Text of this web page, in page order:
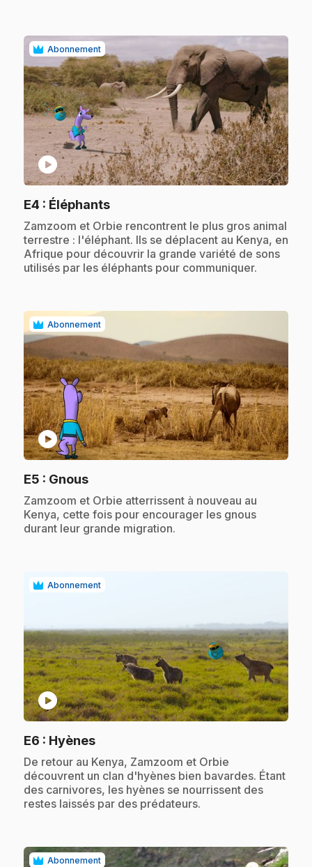
Abonnement
play_circle
E4 : Éléphants.
.Zamzoom et Orbie rencontrent le plus gros animal
terrestre : l'éléphant. Ils se déplacent au Kenya, en
Afrique pour découvrir la grande variété de sons
utilisés par les éléphants pour communiquer.
Abonnement
play_circle
E5 : Gnous.
.Zamzoom et Orbie atterrissent à nouveau au
Kenya, cette fois pour encourager les gnous
durant leur grande migration.
Abonnement
play_circle
E6 : Hyènes.
.De retour au Kenya, Zamzoom et Orbie
découvrent un clan d'hyènes bien bavardes. Étant
des carnivores, les hyènes se nourrissent des
restes laissés par des prédateurs.
Abonnement